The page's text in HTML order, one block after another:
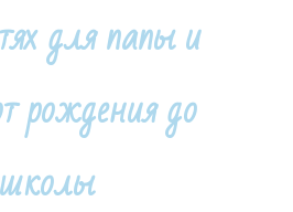
для папы и
рождения до
школы